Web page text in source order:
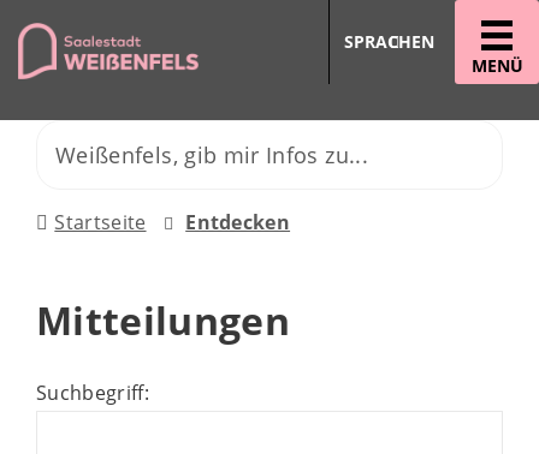
MENÜ
SPRACHEN
Startseite Entdecken
Mitteilungen
Suchbegriff: